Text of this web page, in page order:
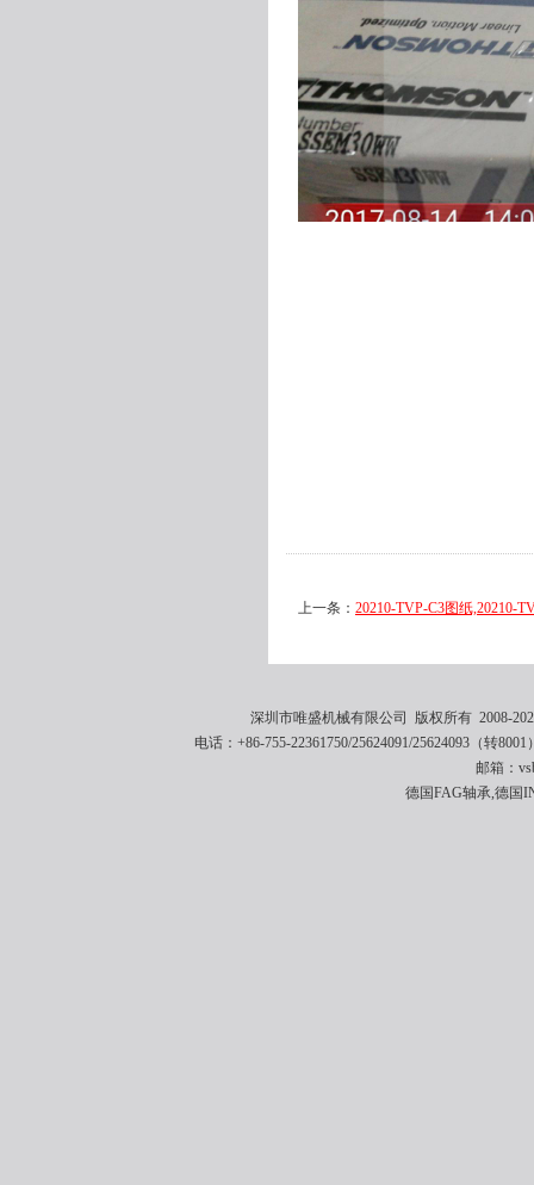
上一条： 20210-TVP-C3图纸,20210-
深圳市唯盛机械有限公司 版权所有 2008-
电话：+86-755-22361750/25624091/25624093（转
邮箱：
德国FAG轴承,德国